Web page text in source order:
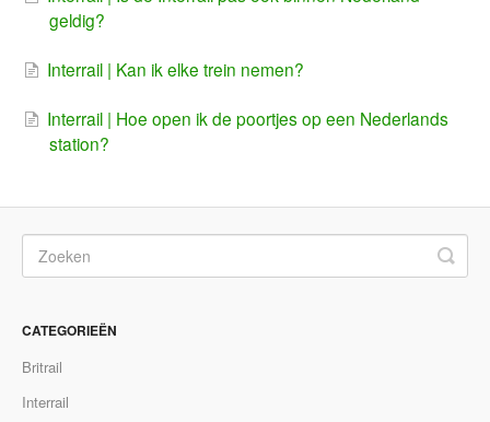
geldig?
Interrail | Kan ik elke trein nemen?
Interrail | Hoe open ik de poortjes op een Nederlands
station?
CATEGORIEËN
Britrail
Interrail